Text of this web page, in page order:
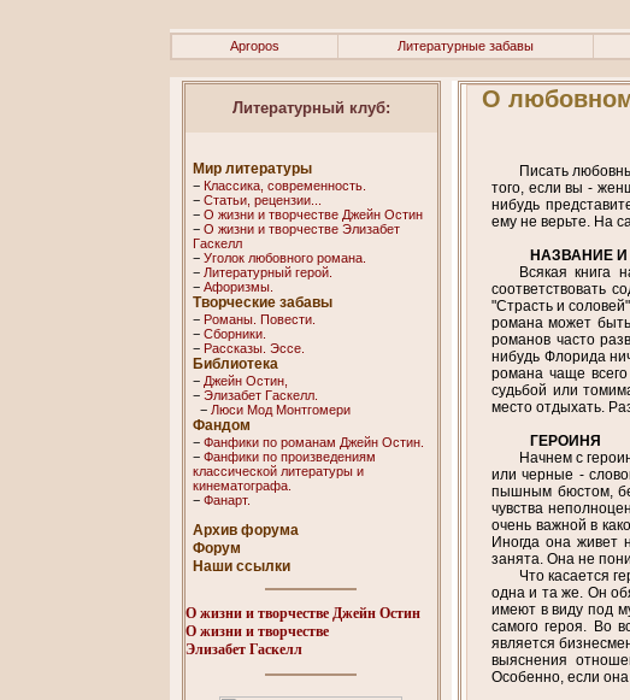
Apropos Литературные забавы
Литературный клуб:
Мир литературы
− Классика, современность.
−Статьи, рецензии...
−О жизни и творчестве Джейн Остин
−О жизни и творчестве Элизабет
Гaскелл
−Уголок любовного романа.
− Литературный герой.
−Афоризмы.
Творческие забавы
− Романы. Повести.
−Сборники.
− Рассказы. Эссe.
Библиотека
− Джейн Остин,
−Элизабет Гaскелл.
− Люси Мод Монтгомери
Фандом
−Фанфики по романам Джейн Остин.
−Фанфики по произведениям
классической литературы и
кинематографа.
−Фанарт.
Архив форума
Форум
Наши ссылки
О жизни и творчестве Джейн Остин
О жизни и творчестве
Элизабет Гаскелл
О
Писать
того, если вы -
нибудь
ему не верьте. На
НАЗВАНИЕ
Всякая книга
соответствовать
"Страсть и
романа может
романов часто
нибудь Флорида
романа чаще
судьбой или
место отдыхать.
ГЕРОИНЯ
Начнем с
или черные -
пышным бюстом,
чувства
очень важной в
Иногда она живет
занята. Она не
Что касается
одна и та же. Он
имеют в виду под
самого героя. Во
является
выяснения
Особенно, если она